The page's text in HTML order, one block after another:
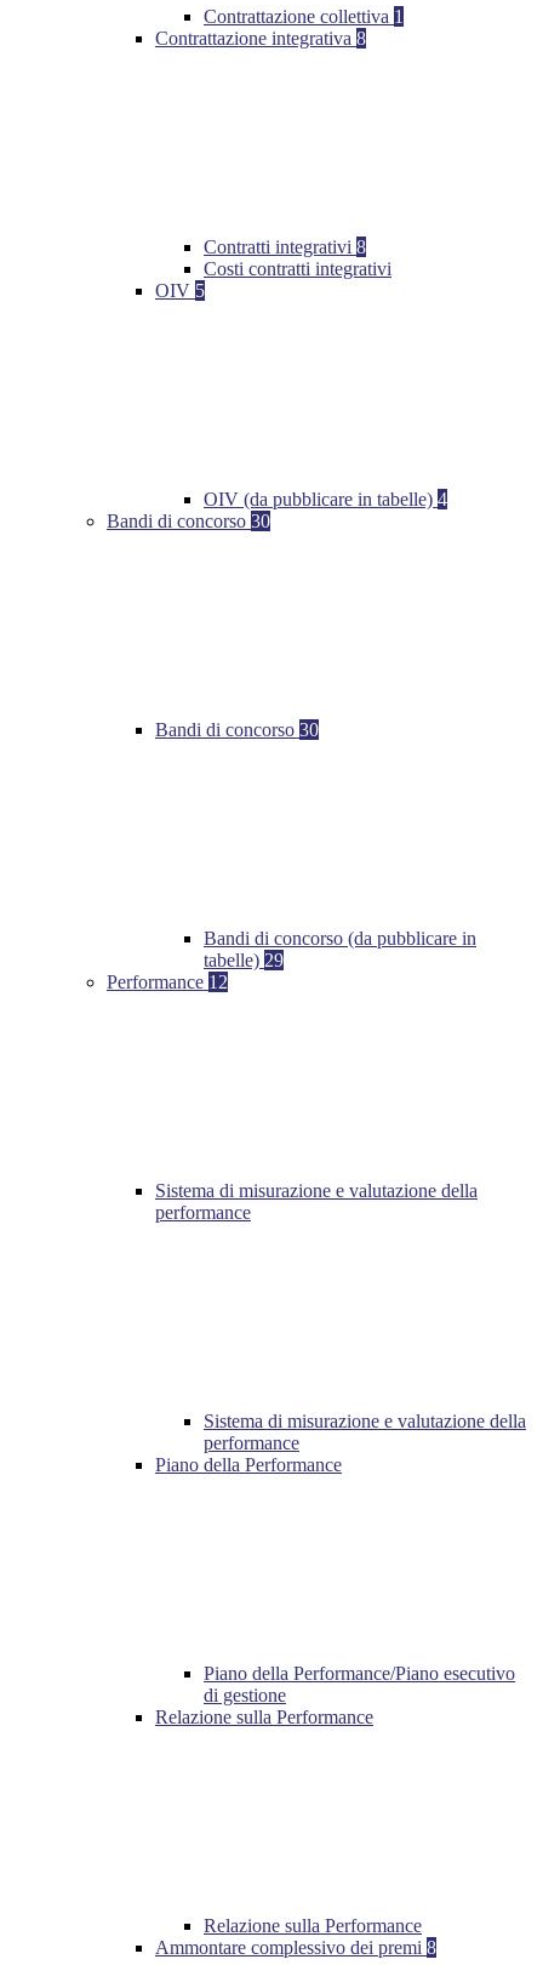
Contrattazione collettiva 1
Contrattazione integrativa 8
Contratti integrativi 8
Costi contratti integrativi
OIV 5
OIV (da pubblicare in tabelle) 4
Bandi di concorso 30
Bandi di concorso 30
Bandi di concorso (da pubblicare in
tabelle) 29
Performance 12
Sistema di misurazione e valutazione della
performance
Sistema di misurazione e valutazione della
performance
Piano della Performance
Piano della Performance/Piano esecutivo
di gestione
Relazione sulla Performance
Relazione sulla Performance
Ammontare complessivo dei premi 8